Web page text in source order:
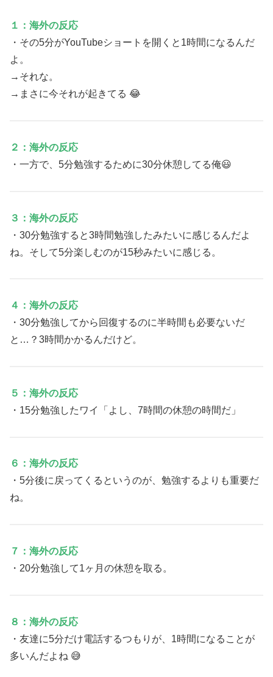
１：海外の反応
・その5分がYouTubeショートを開くと1時間になるんだ
よ。
→それな。
→まさに今それが起きてる 😂
２：海外の反応
・一方で、5分勉強するために30分休憩してる俺😃
３：海外の反応
・30分勉強すると3時間勉強したみたいに感じるんだよ
ね。そして5分楽しむのが15秒みたいに感じる。
４：海外の反応
・30分勉強してから回復するのに半時間も必要ないだ
と…？3時間かかるんだけど。
５：海外の反応
・15分勉強したワイ「よし、7時間の休憩の時間だ」
６：海外の反応
・5分後に戻ってくるというのが、勉強するよりも重要だ
ね。
７：海外の反応
・20分勉強して1ヶ月の休憩を取る。
８：海外の反応
・友達に5分だけ電話するつもりが、1時間になることが
多いんだよね 😅